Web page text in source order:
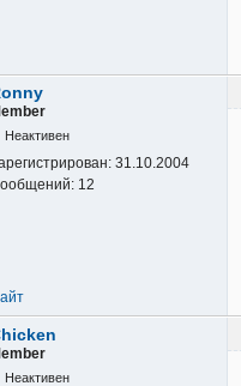
Неактивен
31.10.2004
12
Неактивен